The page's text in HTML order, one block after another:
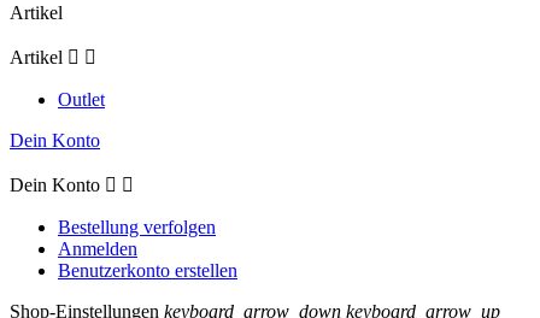
Artikel
Artikel  
Outlet
Dein Konto
Dein Konto  
Bestellung verfolgen
Anmelden
Benutzerkonto erstellen
Shop-Einstellungen keyboard_arrow_down keyboard_arrow_up